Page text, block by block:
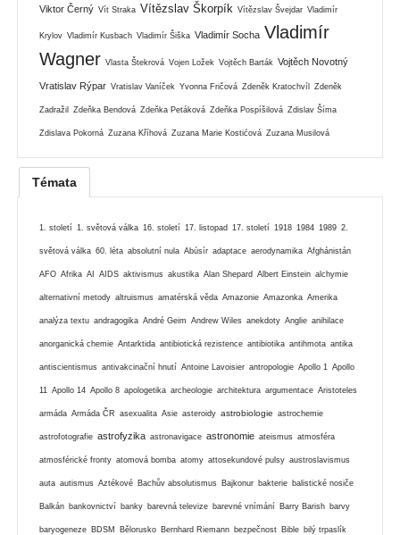
Viktor Černý Vít Straka Vítězslav Škorpík Vítězslav Švejdar Vladimír
Krylov Vladimír Kusbach Vladimír Šiška Vladimír Socha Vladimír
Wagner Vlasta Štekrová Vojen Ložek Vojtěch Barták Vojtěch Novotný
Vratislav Rýpar Vratislav Vaníček Yvonna Fričová Zdeněk Kratochvíl Zdeněk
Zadražil Zdeňka Bendová Zdeňka Petáková Zdeňka Pospíšilová Zdislav Šíma
Zdislava Pokorná Zuzana Kříhová Zuzana Marie Kostićová Zuzana Musilová
Témata
1. století 1. světová válka 16. století 17. listopad 17. století 1918 1984 1989 2.
světová válka 60. léta absolutní nula Abúsír adaptace aerodynamika Afghánistán
AFO Afrika AI AIDS aktivismus akustika Alan Shepard Albert Einstein alchymie
alternativní metody altruismus amatérská věda Amazonie Amazonka Amerika
analýza textu andragogika André Geim Andrew Wiles anekdoty Anglie anihilace
anorganická chemie Antarktida antibiotická rezistence antibiotika antihmota antika
antiscientismus antivakcinační hnutí Antoine Lavoisier antropologie Apollo 1 Apollo
11 Apollo 14 Apollo 8 apologetika archeologie architektura argumentace Aristoteles
armáda Armáda ČR asexualita Asie asteroidy astrobiologie astrochemie
astrofotografie astrofyzika astronavigace astronomie ateismus atmosféra
atmosférické fronty atomová bomba atomy attosekundové pulsy austroslavismus
auta autismus Aztékové Bachův absolutismus Bajkonur bakterie balistické nosiče
Balkán bankovnictví banky barevná televize barevné vnímání Barry Barish barvy
baryogeneze BDSM Bělorusko Bernhard Riemann bezpečnost Bible bilý trpaslík